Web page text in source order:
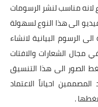
مناسب لنشر الرسومات
الى هذا النوع لسهولة
الرسوم البيانية لانشاء
مجال الشعارات والافتات
الصور الى هذا التنسيق
احياناً الاعتماد
.